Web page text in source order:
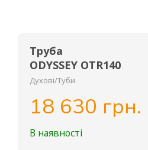
Труба
ODYSSEY OTR140
Духові/Туби
18 630 грн.
В наявності